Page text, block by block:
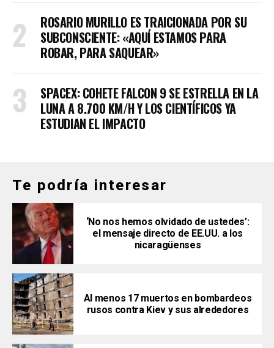
ROSARIO MURILLO ES TRAICIONADA POR SU
SUBCONSCIENTE: «AQUÍ ESTAMOS PARA
ROBAR, PARA SAQUEAR»
SPACEX: COHETE FALCON 9 SE ESTRELLA EN LA
LUNA A 8.700 KM/H Y LOS CIENTÍFICOS YA
ESTUDIAN EL IMPACTO
Te podría interesar
‘No nos hemos olvidado de ustedes’:
el mensaje directo de EE.UU. a los
nicaragüenses
Al menos 17 muertos en bombardeos
rusos contra Kiev y sus alrededores